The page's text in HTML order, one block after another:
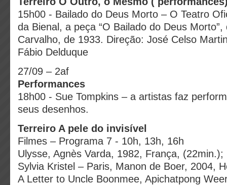
15h00 - Bailado do Deus Morto – O Teatro
da Bienal, a peça “O Bailado do Deus Morto”,
Carvalho, de 1933. Direção: José Celso
Fábio Delduque
27/09 – 2af
Performances
18h00 - Sue Tompkins – a artistas faz
seus desenhos.
Terreiro A pele do invisível
Filmes – Programa 7 - 10h, 13h, 16h
Ulysse, Agnès Varda, 1982, França, (22min.);
Sylvia Kristel – Paris, Manon de Boer, 2004,
A Letter to Uncle Boonmee, Apichatpong